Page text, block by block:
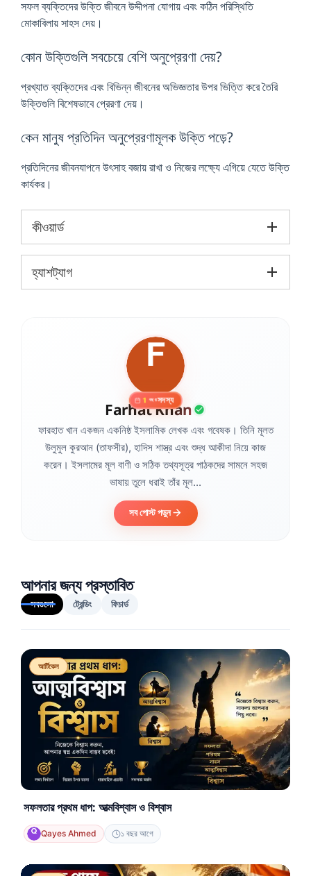
সফল ব্যক্তিদের উক্তি জীবনে উদ্দীপনা যোগায় এবং কঠিন পরিস্থিতি
মোকাবিলায় সাহস দেয়।
কোন উক্তিগুলি সবচেয়ে বেশি অনুপ্রেরণা দেয়?
প্রখ্যাত ব্যক্তিদের এবং বিভিন্ন জীবনের অভিজ্ঞতার উপর ভিত্তি করে তৈরি
উক্তিগুলি বিশেষভাবে প্রেরণা দেয়।
কেন মানুষ প্রতিদিন অনুপ্রেরণামূলক উক্তি পড়ে?
প্রতিদিনের জীবনযাপনে উৎসাহ বজায় রাখা ও নিজের লক্ষ্যে এগিয়ে যেতে উক্তি
কার্যকর।
কীওয়ার্ড
হ্যাশট্যাগ
1 বছরসদস্য
Farhat Khan
ফারহাত খান একজন একনিষ্ঠ ইসলামিক লেখক এবং গবেষক। তিনি মূলত
উলুমুল কুরআন (তাফসীর), হাদিস শাস্ত্র এবং শুদ্ধ আকীদা নিয়ে কাজ
করেন। ইসলামের মূল বাণী ও সঠিক তথ্যসূত্র পাঠকদের সামনে সহজ
ভাষায় তুলে ধরাই তাঁর মূল...
সব পোস্ট পড়ুন
আপনার জন্য প্রস্তাবিত
সবগুলো ট্রেন্ডিং ফিচার্ড
আর্টিকেল
সফলতার প্রথম ধাপ: আত্মবিশ্বাস ও বিশ্বাস
Qayes Ahmed ১ বছর আগে